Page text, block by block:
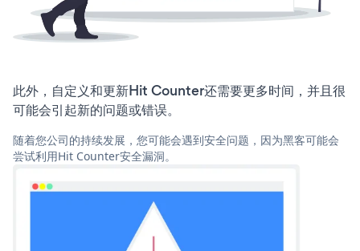
此外，自定义和更新Hit Counter还需要更多时间，并且很
可能会引起新的问题或错误。
随着您公司的持续发展，您可能会遇到安全问题，因为黑客可能会
尝试利用Hit Counter安全漏洞。